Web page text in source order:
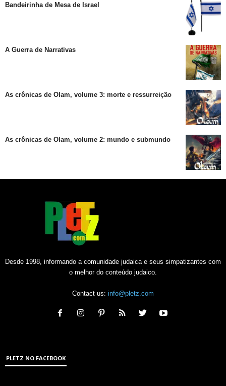
Bandeirinha de Mesa de Israel
A Guerra de Narrativas
As crônicas de Olam, volume 3: morte e ressurreição
As crônicas de Olam, volume 2: mundo e submundo
Desde 1998, informando a comunidade judaica e seus simpatizantes com
o melhor do conteúdo judaico.
Contact us: info@pletz.com
PLETZ NO FACEBOOK